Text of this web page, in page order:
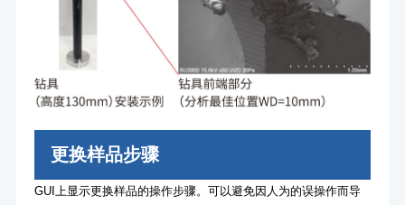
更换样品步骤
GUI上显示更换样品的操作步骤。可以避免因人为的误操作而导